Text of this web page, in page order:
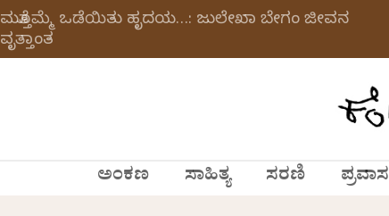
ಮತ್ತೊಮ್ಮೆ ಒಡೆಯಿತು ಹೃದಯ…: ಜುಲೇಖಾ ಬೇಗಂ ಜೀವನ
ವೃತ್ತಾಂತ
ಅಂಕಣ ಸಾಹಿತ್ಯ ಸರಣಿ ಪ್ರವಾಸ